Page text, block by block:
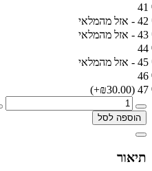
41
42 - אזל מהמלאי
43 - אזל מהמלאי
44
45 - אזל מהמלאי
46
47
(₪30.00+)
הוספה לסל
תיאור